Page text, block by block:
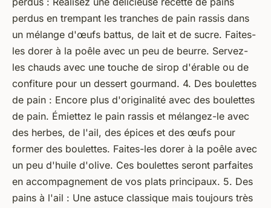
perdus en trempant les tranches de pain rassis dans
un mélange d'œufs battus, de lait et de sucre. Faites-
les dorer à la poêle avec un peu de beurre. Servez-
les chauds avec une touche de sirop d'érable ou de
confiture pour un dessert gourmand. 4. Des boulettes
de pain : Encore plus d'originalité avec des boulettes
de pain. Émiettez le pain rassis et mélangez-le avec
des herbes, de l'ail, des épices et des œufs pour
former des boulettes. Faites-les dorer à la poêle avec
un peu d'huile d'olive. Ces boulettes seront parfaites
en accompagnement de vos plats principaux. 5. Des
pains à l'ail : Une astuce classique mais toujours très